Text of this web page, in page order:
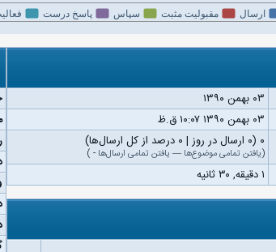
ارسال مقبولیت مثبت سپاس پاسخ درست
۰۳ بهمن ۱۳۹۰
۰۳ بهمن ۱۳۹۰ ۱۰:۰۷ ق.ظ
۰ (۰ ارسال در روز | ۰ درصد از کل ارسال‌ها)
(یافتن تمامی موضوع‌ها — یافتن تمامی ارسال‌ها -
)
۱ دقیقه, ۳۰ ثانیه